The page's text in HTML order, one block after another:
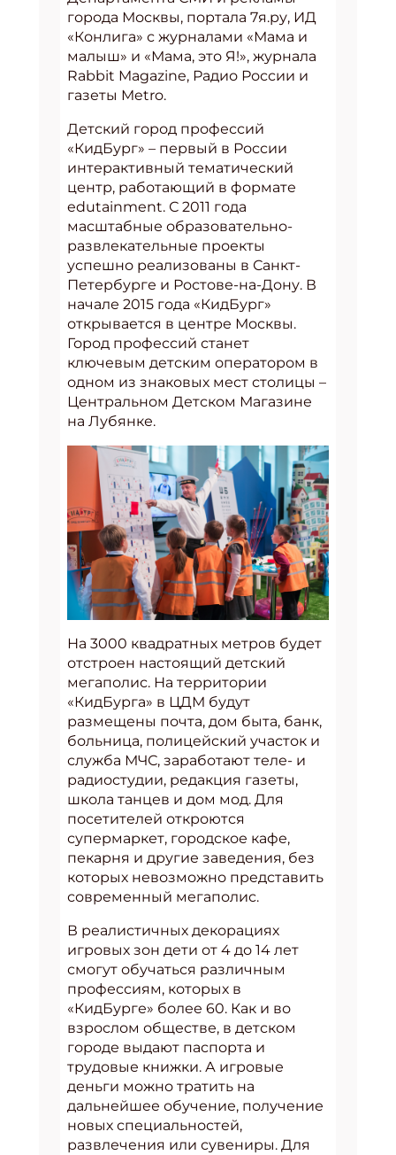
города Москвы, портала 7я.ру, ИД
«Конлига» с журналами «Мама и
малыш» и «Мама, это Я!», журнала
Rabbit Magazine, Радио России и
газеты Metro.
Детский город профессий
«КидБург» – первый в России
интерактивный тематический
центр, работающий в формате
edutainment. С 2011 года
масштабные образовательно-
развлекательные проекты
успешно реализованы в Санкт-
Петербурге и Ростове-на-Дону. В
начале 2015 года «КидБург»
открывается в центре Москвы.
Город профессий станет
ключевым детским оператором в
одном из знаковых мест столицы –
Центральном Детском Магазине
на Лубянке.
На 3000 квадратных метров будет
отстроен настоящий детский
мегаполис. На территории
«КидБурга» в ЦДМ будут
размещены почта, дом быта, банк,
больница, полицейский участок и
служба МЧС, заработают теле- и
радиостудии, редакция газеты,
школа танцев и дом мод. Для
посетителей откроются
супермаркет, городское кафе,
пекарня и другие заведения, без
которых невозможно представить
современный мегаполис.
В реалистичных декорациях
игровых зон дети от 4 до 14 лет
смогут обучаться различным
профессиям, которых в
«КидБурге» более 60. Как и во
взрослом обществе, в детском
городе выдают паспорта и
трудовые книжки. А игровые
деньги можно тратить на
дальнейшее обучение, получение
новых специальностей,
развлечения или сувениры. Для